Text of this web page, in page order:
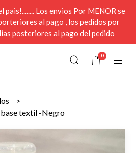
pais!........ Los envios Por MENOR se
al pago , los pedidos por
posteriores al pago del pedido
0
textil -Negro